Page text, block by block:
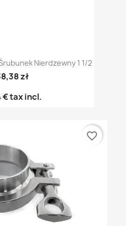
Nierdzewny 1 1/2
zł
€tax incl.
favorite_border